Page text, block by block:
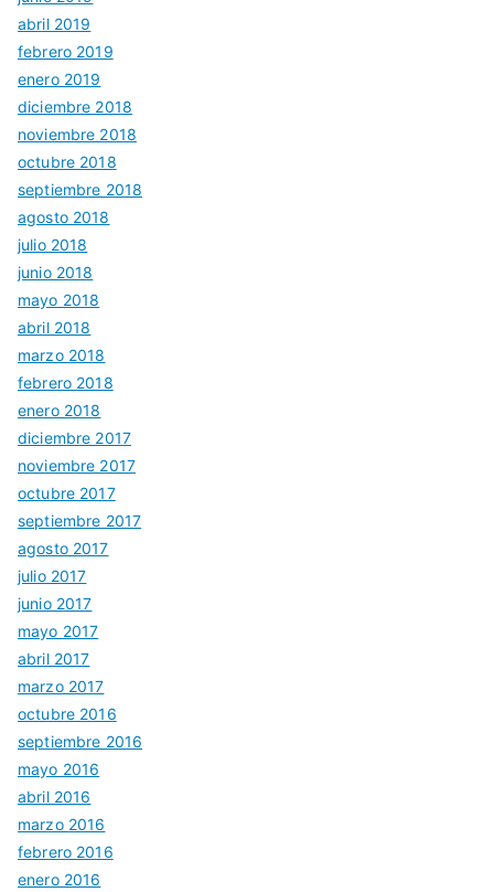
abril 2019
febrero 2019
enero 2019
diciembre 2018
noviembre 2018
octubre 2018
septiembre 2018
agosto 2018
julio 2018
junio 2018
mayo 2018
abril 2018
marzo 2018
febrero 2018
enero 2018
diciembre 2017
noviembre 2017
octubre 2017
septiembre 2017
agosto 2017
julio 2017
junio 2017
mayo 2017
abril 2017
marzo 2017
octubre 2016
septiembre 2016
mayo 2016
abril 2016
marzo 2016
febrero 2016
enero 2016